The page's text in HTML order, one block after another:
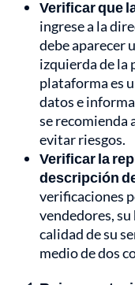
Verificar que
ingrese a la
debe aparecer
izquierda de la
plataforma es
datos e
se recomienda
evitar riesgos.
Verificar la
descripción
verificaciones
vendedores,
calidad de su
medio de dos